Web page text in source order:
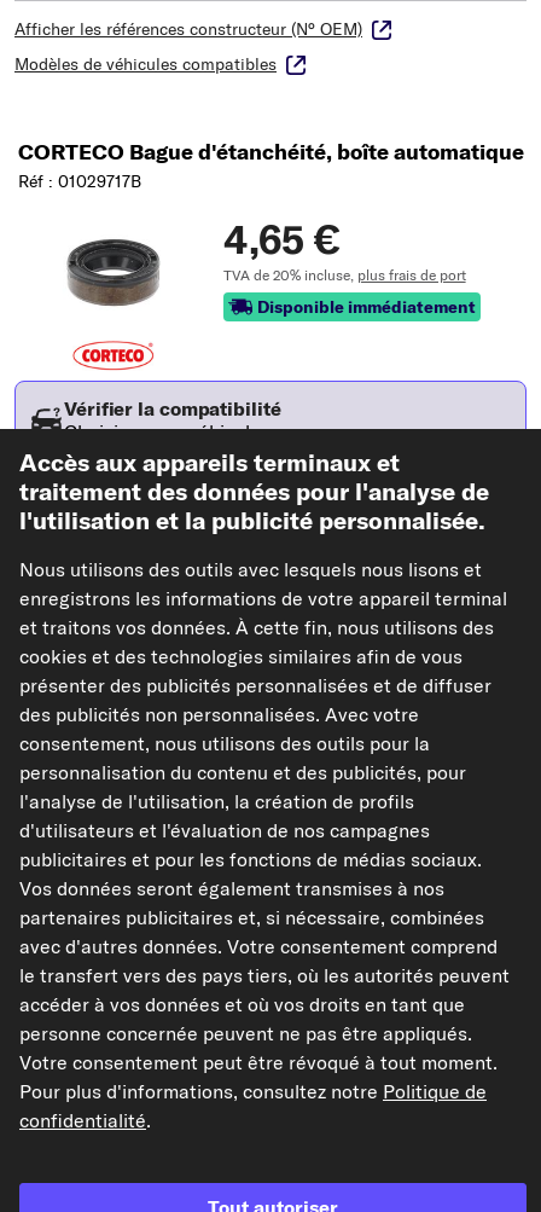
Afficher les références constructeur (N° OEM)
Modèles de véhicules compatibles
CORTECO Bague d'étanchéité, boîte automatique
Réf : 01029717B
4,65 €
TVA de 20% incluse, plus frais de port
Disponible immédiatement
Vérifier la compatibilité
Choisissez un véhicule
Ajouter au panier
Dans mes favoris
Voir l'article
Caractéristiques de l'article
Hauteur [mm]
6
Diamètre intérieur [mm]
12
Diamètre extérieur [mm]
Matériel
ACM (caoutchouc
polyacrylique)
Protection anti-poussière
avec lamelle de
protection anti-
poussière
Afficher les références constructeur (N° OEM)
Modèles de véhicules compatibles
Accès aux appareils terminaux et
traitement des données pour l'analyse de
l'utilisation et la publicité personnalisée.
Nous utilisons des outils avec lesquels nous lisons et
enregistrons les informations de votre appareil terminal
et traitons vos données. À cette fin, nous utilisons des
cookies et des technologies similaires afin de vous
présenter des publicités personnalisées et de diffuser
des publicités non personnalisées. Avec votre
consentement, nous utilisons des outils pour la
personnalisation du contenu et des publicités, pour
l'analyse de l'utilisation, la création de profils
d'utilisateurs et l'évaluation de nos campagnes
publicitaires et pour les fonctions de médias sociaux.
Vos données seront également transmises à nos
partenaires publicitaires et, si nécessaire, combinées
avec d'autres données. Votre consentement comprend
le transfert vers des pays tiers, où les autorités peuvent
accéder à vos données et où vos droits en tant que
personne concernée peuvent ne pas être appliqués.
Votre consentement peut être révoqué à tout moment.
Pour plus d'informations, consultez notre Politique de
confidentialité.
Tout autoriser